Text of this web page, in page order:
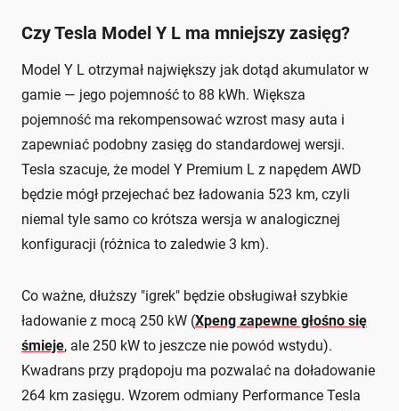
Czy Tesla Model Y L ma mniejszy zasięg?
Model Y L otrzymał największy jak dotąd akumulator w
gamie — jego pojemność to 88 kWh. Większa
pojemność ma rekompensować wzrost masy auta i
zapewniać podobny zasięg do standardowej wersji.
Tesla szacuje, że model Y Premium L z napędem AWD
będzie mógł przejechać bez ładowania 523 km, czyli
niemal tyle samo co krótsza wersja w analogicznej
konfiguracji (różnica to zaledwie 3 km).
Co ważne, dłuższy "igrek" będzie obsługiwał szybkie
ładowanie z mocą 250 kW (Xpeng zapewne głośno się
śmieje, ale 250 kW to jeszcze nie powód wstydu).
Kwadrans przy prądopoju ma pozwalać na doładowanie
264 km zasięgu. Wzorem odmiany Performance Tesla